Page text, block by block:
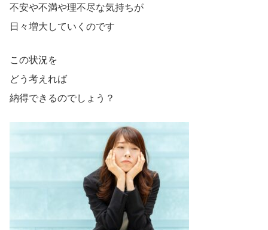
不安や不満や理不尽な気持ちが
日々増大していくのです
この状況を
どう考えれば
納得できるのでしょう？